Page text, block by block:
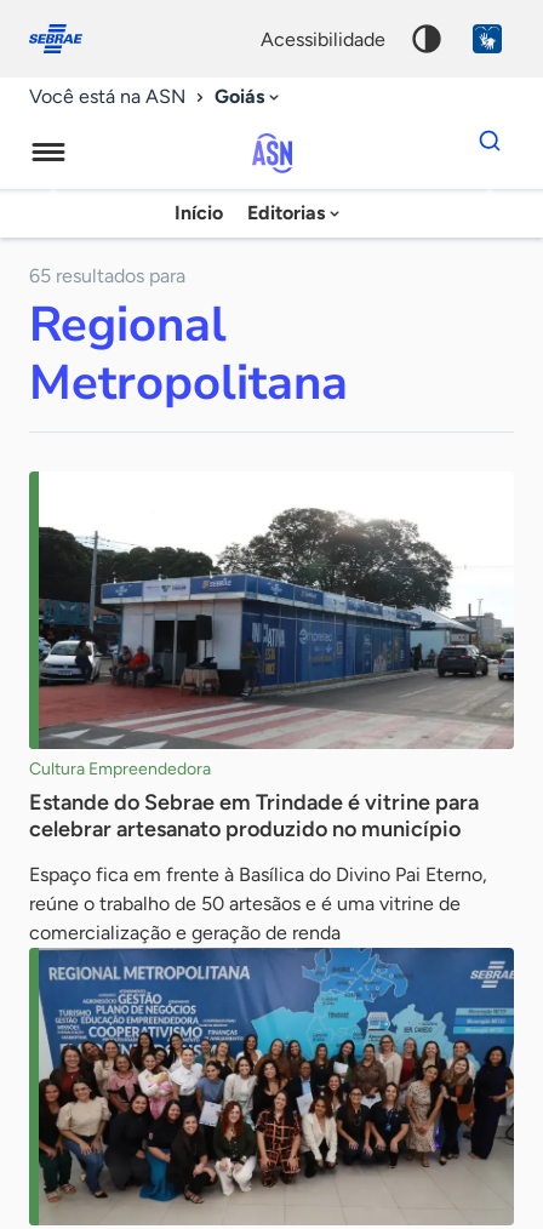
conosco
acessibilidade
Você está na ASN Goiás
Agência
Sebrae
Início Editorias
Dados
para
chave
65 resultados para
Regional
Metropolitana
Cultura Empreendedora
Estande do Sebrae em Trindade é vitrine para
celebrar artesanato produzido no município
Espaço fica em frente à Basílica do Divino Pai Eterno,
reúne o trabalho de 50 artesãos e é uma vitrine de
comercialização e geração de renda